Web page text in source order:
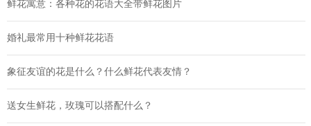
鲜花寓意：各种花的花语大全带鲜花图片
婚礼最常用十种鲜花花语
象征友谊的花是什么？什么鲜花代表友情？
送女生鲜花，玫瑰可以搭配什么？